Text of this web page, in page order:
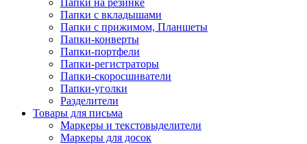
Папки на резинке
Папки с вкладышами
Папки с прижимом, Планшеты
Папки-конверты
Папки-портфели
Папки-регистраторы
Папки-скоросшиватели
Папки-уголки
Разделители
Товары для письма
Маркеры и текстовыделители
Маркеры для досок